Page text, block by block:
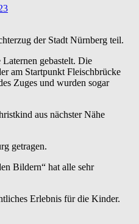
der Stadt Nürnberg teil.
gebastelt. Die
am Startpunkt Fleischbrücke
Zuges und wurden sogar
aus nächster Nähe
getragen.
Bildern“ hat alle sehr
Erlebnis für die Kinder.